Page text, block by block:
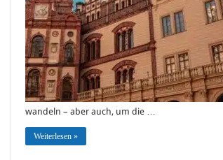
wandeln – aber auch, um die …
Weiterlesen »